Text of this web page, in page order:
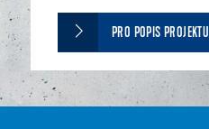
PRO POPIS PROJEKTU